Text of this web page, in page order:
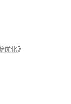
优化》